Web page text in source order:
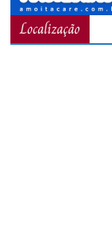
Localização